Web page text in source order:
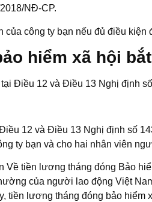
NĐ-CP.
của công ty bạn nếu đủ điều
hiểm xã hội
Điều 12 và Điều 13 Nghị định
12 và Điều 13 Nghị định số
ty bạn và cho hai nhân viên
Về tiền lương tháng đóng Bảo
của người lao động Việt
tiền lương tháng đóng bảo